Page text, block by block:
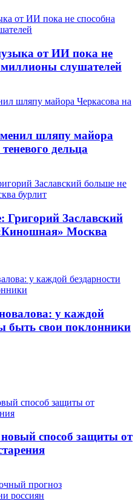
от ИИ пока не
миллионы слушателей
шляпу майора
дельца
Заславский
Москва
у каждой
быть свои поклонники
новый способ защиты от